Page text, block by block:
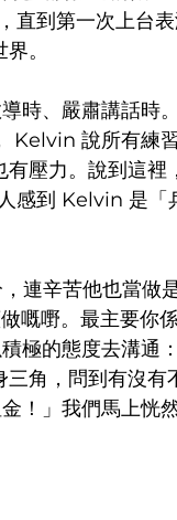
直到第一次上台
。
時、嚴肅講話時
Kelvin 說所有練
壓力。說到這裡
感到 Kelvin 是「
連辛苦他也當做
嘅嘢。最主要你
極的態度去溝通
角，問到有沒有
！」我們馬上恍